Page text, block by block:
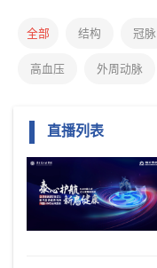
全部 结构 冠脉
高血压 外周动脉
直播列表